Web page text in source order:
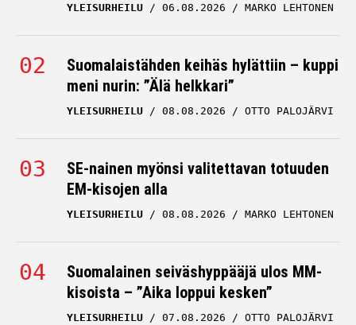
YLEISURHEILU 06.08.2026 MARKO LEHTONEN
Suomalaistähden keihäs hylättiin – kuppi
meni nurin: ”Älä helkkari”
YLEISURHEILU 08.08.2026 OTTO PALOJÄRVI
SE-nainen myönsi valitettavan totuuden
EM-kisojen alla
YLEISURHEILU 08.08.2026 MARKO LEHTONEN
Suomalainen seiväshyppääjä ulos MM-
kisoista – ”Aika loppui kesken”
YLEISURHEILU 07.08.2026 OTTO PALOJÄRVI